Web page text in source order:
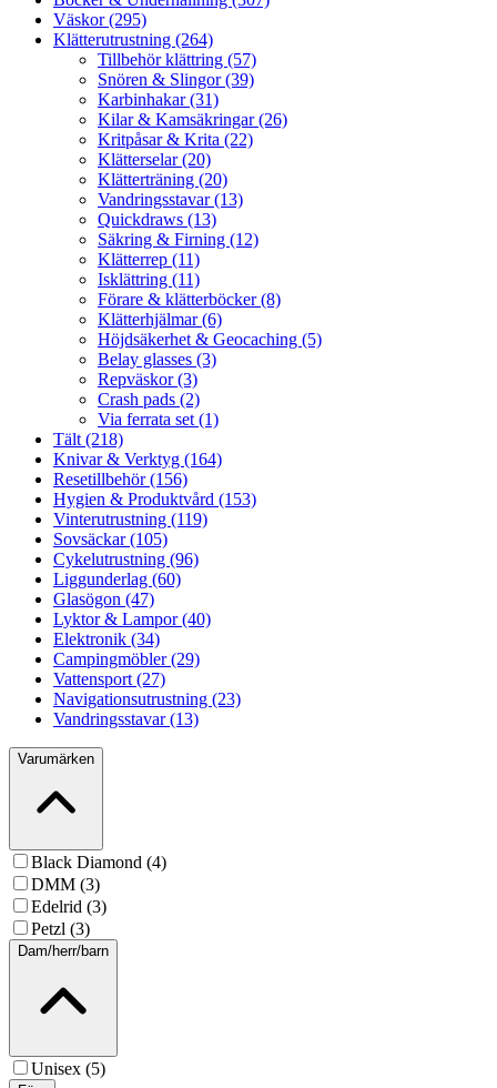
Väskor (295)
Klätterutrustning (264)
Tillbehör klättring (57)
Snören & Slingor (39)
Karbinhakar (31)
Kilar & Kamsäkringar (26)
Kritpåsar & Krita (22)
Klätterselar (20)
Klätterträning (20)
Vandringsstavar (13)
Quickdraws (13)
Säkring & Firning (12)
Klätterrep (11)
Isklättring (11)
Förare & klätterböcker (8)
Klätterhjälmar (6)
Höjdsäkerhet & Geocaching (5)
Belay glasses (3)
Repväskor (3)
Crash pads (2)
Via ferrata set (1)
Tält (218)
Knivar & Verktyg (164)
Resetillbehör (156)
Hygien & Produktvård (153)
Vinterutrustning (119)
Sovsäckar (105)
Cykelutrustning (96)
Liggunderlag (60)
Glasögon (47)
Lyktor & Lampor (40)
Elektronik (34)
Campingmöbler (29)
Vattensport (27)
Navigationsutrustning (23)
Vandringsstavar (13)
Varumärken
Black Diamond (4)
DMM (3)
Edelrid (3)
Petzl (3)
Dam/herr/barn
Unisex (5)